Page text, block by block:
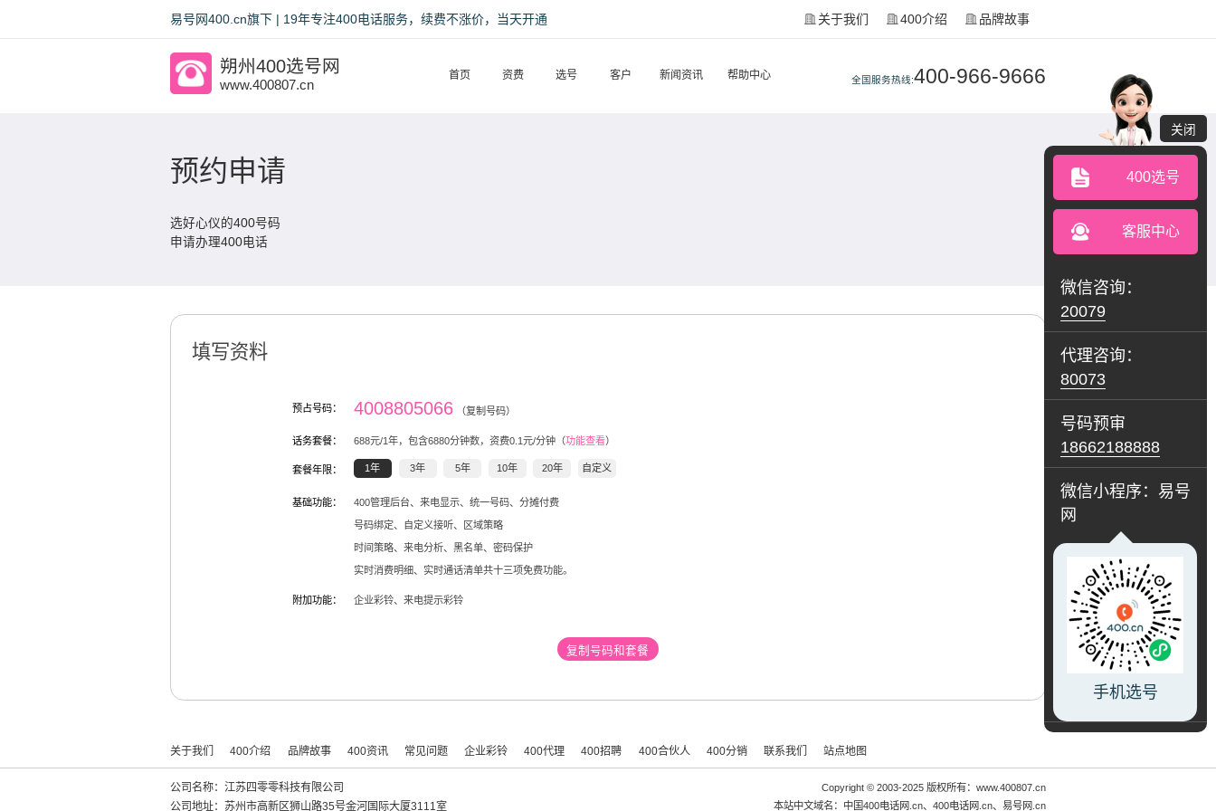
易号网400.cn旗下 | 19年专注400电话服务，续费不涨价，当天开通 关于我们 400介绍 品牌故事
朔州400选号网
www.400807.cn 全国服务热线:400-966-9666
首页 资费 选号 客户 新闻资讯 帮助中心
预约申请
选好心仪的400号码
申请办理400电话
填写资料
预占号码： 4008805066 （复制号码）
话务套餐： 688元/1年，包含6880分钟数，资费0.1元/分钟（功能查看）
套餐年限： 1年 3年 5年 10年 20年 自定义
基础功能： 400管理后台、来电显示、统一号码、分摊付费
号码绑定、自定义接听、区域策略
时间策略、来电分析、黑名单、密码保护
实时消费明细、实时通话清单共十三项免费功能。
附加功能： 企业彩铃、来电提示彩铃
复制号码和套餐
关于我们 400介绍 品牌故事 400资讯 常见问题 企业彩铃 400代理 400招聘 400合伙人 400分销 联系我们 站点地图
公司名称：江苏四零零科技有限公司
公司地址：苏州市高新区狮山路35号金河国际大厦3111室
Copyright © 2003-2025 版权所有：www.400807.cn
本站中文域名： 中国400电话网.cn、 400电话网.cn、 易号网.cn
关闭
400选号
客服中心
微信咨询：
20079
代理咨询：
80073
号码预审
18662188888
微信小程序：易号
网
手机选号